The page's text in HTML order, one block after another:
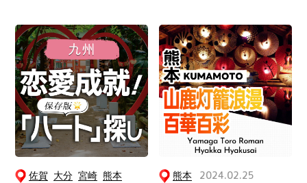
佐賀 大分 宮崎 熊本
熊本 2024.02.25